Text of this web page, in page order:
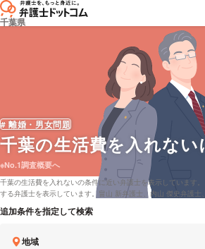
千葉県
# 離婚・男女問題
千葉の生活費を入れない
※No.1調査概要へ
千葉の生活費を入れないの条件に近い弁護士を表示しています
する弁護士を表示しています。畠山 新弁護士、内山 傑史弁護
護士、西島 克也弁護士などの電話・メールの問合せ情報から、
相談や無料相談の可否など、充実した専門情報で心強い弁護士を
追加条件を指定して検索
地域